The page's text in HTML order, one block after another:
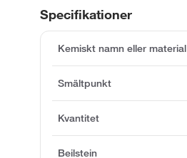
Specifikationer
Kemiskt namn eller material
Smältpunkt
Kvantitet
Beilstein